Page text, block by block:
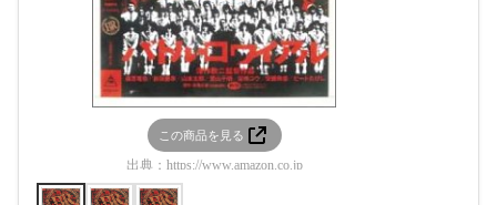
この商品を見る
出典： https://www.amazon.co.jp